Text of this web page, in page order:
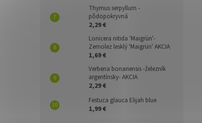
Thymus serpyllum -
pôdopokryvná
2,29 €
Lonicera nitida 'Maigrün'-
Zemolez lesklý 'Maigrün' AKCIA
1,69 €
Verbena bonariensis -železník
argentínsky- AKCIA
2,29 €
Festuca glauca Elijah blue
1,99 €